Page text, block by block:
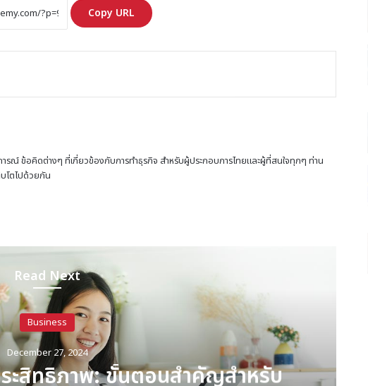
Copy URL
ณ์ ข้อคิดต่างๆ ที่เกี่ยวข้องกับการทำธุรกิจ สำหรับผู้ประกอบการไทยและผู้ที่สนใจทุกๆ ท่าน
บโตไปด้วยกัน
Read Next
Business
December 23, 2024